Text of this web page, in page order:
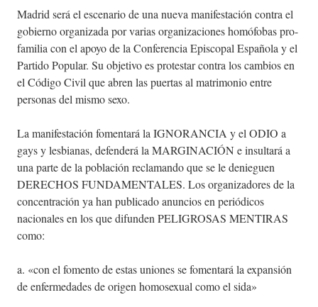
Madrid será el escenario de una nueva manifestación contra el
gobierno organizada por varias organizaciones homófobas pro-
familia con el apoyo de la Conferencia Episcopal Española y el
Partido Popular. Su objetivo es protestar contra los cambios en
el Código Civil que abren las puertas al matrimonio entre
personas del mismo sexo.
La manifestación fomentará la IGNORANCIA y el ODIO a
gays y lesbianas, defenderá la MARGINACIÓN e insultará a
una parte de la población reclamando que se le denieguen
DERECHOS FUNDAMENTALES. Los organizadores de la
concentración ya han publicado anuncios en periódicos
nacionales en los que difunden PELIGROSAS MENTIRAS
como:
a. «con el fomento de estas uniones se fomentará la expansión
de enfermedades de origen homosexual como el sida»